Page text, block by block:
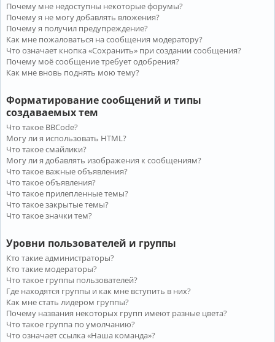
Почему мне недоступны некоторые форумы?
Почему я не могу добавлять вложения?
Почему я получил предупреждение?
Как мне пожаловаться на сообщения модератору?
Что означает кнопка «Сохранить» при создании сообщения?
Почему моё сообщение требует одобрения?
Как мне вновь поднять мою тему?
Форматирование сообщений и типы
создаваемых тем
Что такое BBCode?
Могу ли я использовать HTML?
Что такое смайлики?
Могу ли я добавлять изображения к сообщениям?
Что такое важные объявления?
Что такое объявления?
Что такое прилепленные темы?
Что такое закрытые темы?
Что такое значки тем?
Уровни пользователей и группы
Кто такие администраторы?
Кто такие модераторы?
Что такое группы пользователей?
Где находятся группы и как мне вступить в них?
Как мне стать лидером группы?
Почему названия некоторых групп имеют разные цвета?
Что такое группа по умолчанию?
Что означает ссылка «Наша команда»?